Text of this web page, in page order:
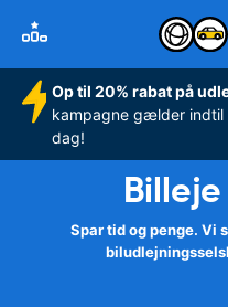
Op til 20% rabat på
kampagne gælder indtil
dag!
Spar tid og penge. Vi